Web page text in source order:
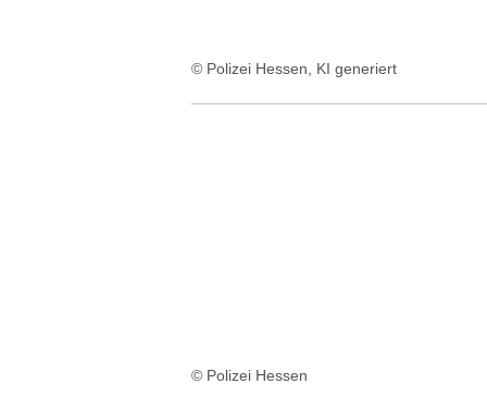
© Polizei Hessen, KI generiert
© Polizei Hessen